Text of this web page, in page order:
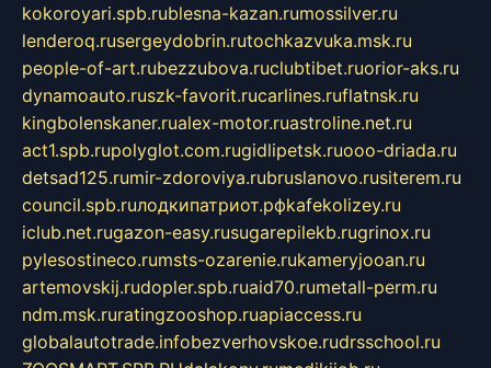
kokoroyari.spb.rublesna-kazan.rumossilver.ru
lenderoq.rusergeydobrin.rutochkazvuka.msk.ru
people-of-art.rubezzubova.ruclubtibet.ruorior-aks.ru
dynamoauto.ruszk-favorit.rucarlines.ruflatnsk.ru
kingbolenskaner.rualex-motor.ruastroline.net.ru
act1.spb.rupolyglot.com.rugidlipetsk.ruooo-driada.ru
detsad125.rumir-zdoroviya.rubruslanovo.rusiterem.ru
council.spb.ruлодкипатриот.рфkafekolizey.ru
iclub.net.rugazon-easy.rusugarepilekb.rugrinox.ru
pylesostineco.rumsts-ozarenie.rukameryjooan.ru
artemovskij.rudopler.spb.ruaid70.rumetall-perm.ru
ndm.msk.ruratingzooshop.ruapiaccess.ru
globalautotrade.infobezverhovskoe.rudrsschool.ru